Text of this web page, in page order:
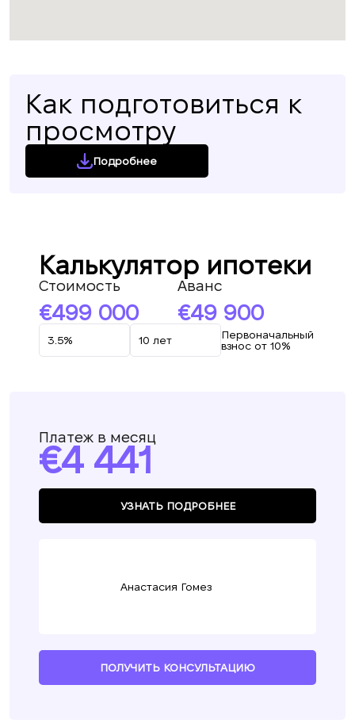
Как подготовиться к
просмотру
Подробнее
Калькулятор ипотеки
Стоимость
499 000
Аванс
49 900
Первоначальный
взнос от 10%
Платеж в месяц
4 441
УЗНАТЬ ПОДРОБНЕЕ
Анастасия Гомез
ПОЛУЧИТЬ КОНСУЛЬТАЦИЮ